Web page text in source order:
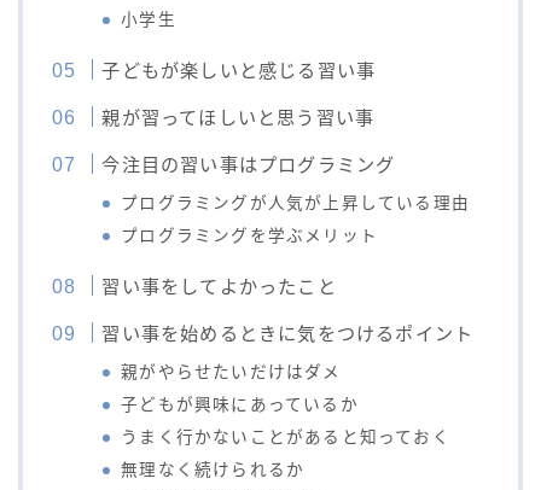
小学生
子どもが楽しいと感じる習い事
親が習ってほしいと思う習い事
今注目の習い事はプログラミング
プログラミングが人気が上昇している理由
プログラミングを学ぶメリット
習い事をしてよかったこと
習い事を始めるときに気をつけるポイント
親がやらせたいだけはダメ
子どもが興味にあっているか
うまく行かないことがあると知っておく
無理なく続けられるか